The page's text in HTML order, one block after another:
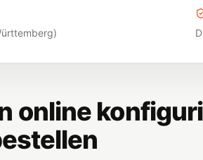
)
online